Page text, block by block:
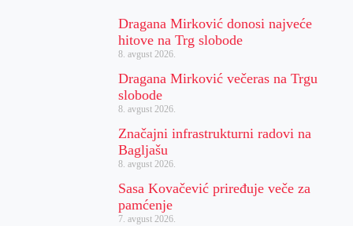
Dragana Mirković donosi najveće
hitove na Trg slobode
8. avgust 2026.
Dragana Mirković večeras na Trgu
slobode
8. avgust 2026.
Značajni infrastrukturni radovi na
Bagljašu
8. avgust 2026.
Sasa Kovačević priređuje veče za
pamćenje
7. avgust 2026.